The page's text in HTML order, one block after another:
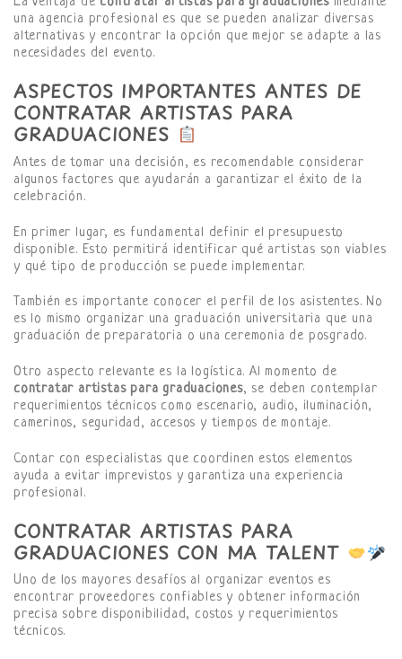
una agencia profesional es que se pueden analizar diversas
alternativas y encontrar la opción que mejor se adapte a las
necesidades del evento.
ASPECTOS IMPORTANTES ANTES DE
CONTRATAR ARTISTAS PARA
GRADUACIONES
Antes de tomar una decisión, es recomendable considerar
algunos factores que ayudarán a garantizar el éxito de la
celebración.
En primer lugar, es fundamental definir el presupuesto
disponible. Esto permitirá identificar qué artistas son viables
y qué tipo de producción se puede implementar.
También es importante conocer el perfil de los asistentes. No
es lo mismo organizar una graduación universitaria que una
graduación de preparatoria o una ceremonia de posgrado.
Otro aspecto relevante es la logística. Al momento de
contratar artistas para graduaciones, se deben contemplar
requerimientos técnicos como escenario, audio, iluminación,
camerinos, seguridad, accesos y tiempos de montaje.
Contar con especialistas que coordinen estos elementos
ayuda a evitar imprevistos y garantiza una experiencia
profesional.
CONTRATAR ARTISTAS PARA
GRADUACIONES CON MA TALENT
Uno de los mayores desafíos al organizar eventos es
encontrar proveedores confiables y obtener información
precisa sobre disponibilidad, costos y requerimientos
técnicos.